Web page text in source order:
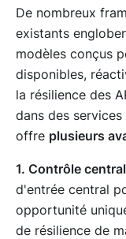
De nombreux
existants
modèles conçus
disponibles,
la résilience des
dans des
offre plusieurs
1. Contrôle
d'entrée central
opportunité
de résilience de